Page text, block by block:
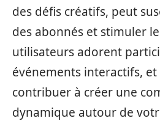
des défis créatifs, peut
des abonnés et stimuler
utilisateurs adorent
événements interactifs,
contribuer à créer une
dynamique autour de